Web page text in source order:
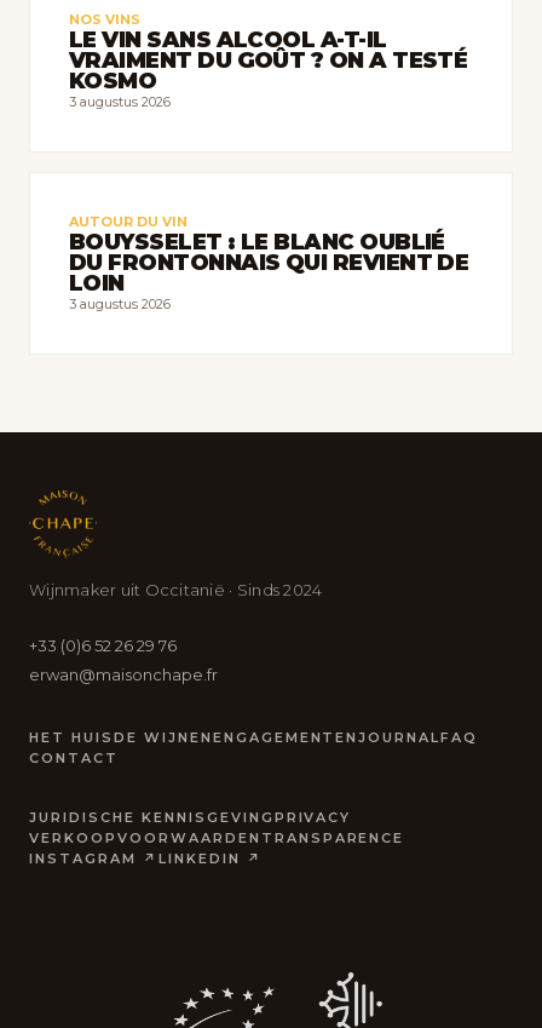
NOS VINS
LE VIN SANS ALCOOL A-T-IL
VRAIMENT DU GOÛT ? ON A TESTÉ
KOSMO
3 augustus 2026
AUTOUR DU VIN
BOUYSSELET : LE BLANC OUBLIÉ
DU FRONTONNAIS QUI REVIENT DE
LOIN
3 augustus 2026
Wijnmaker uit Occitanië · Sinds 2024
+33 (0)6 52 26 29 76
erwan@maisonchape.fr
HET HUIS DE WIJNEN ENGAGEMENTENJOURNALFAQ
CONTACT
JURIDISCHE KENNISGEVING PRIVACY
VERKOOPVOORWAARDEN TRANSPARENCE
INSTAGRAM ↗ LINKEDIN ↗